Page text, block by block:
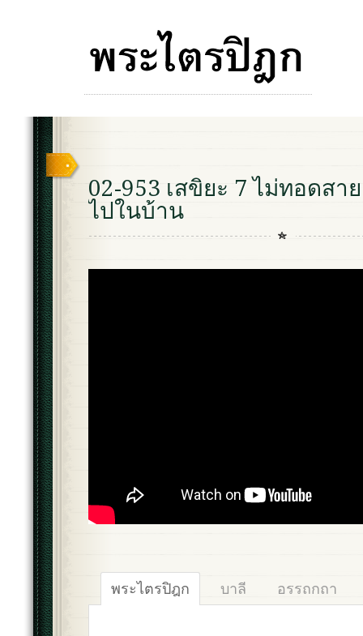
02-953 เสขิยะ 7 ไม่ทอดสา
ไปในบ้าน
พระไตรปิฎก บาลี อรรถกถา